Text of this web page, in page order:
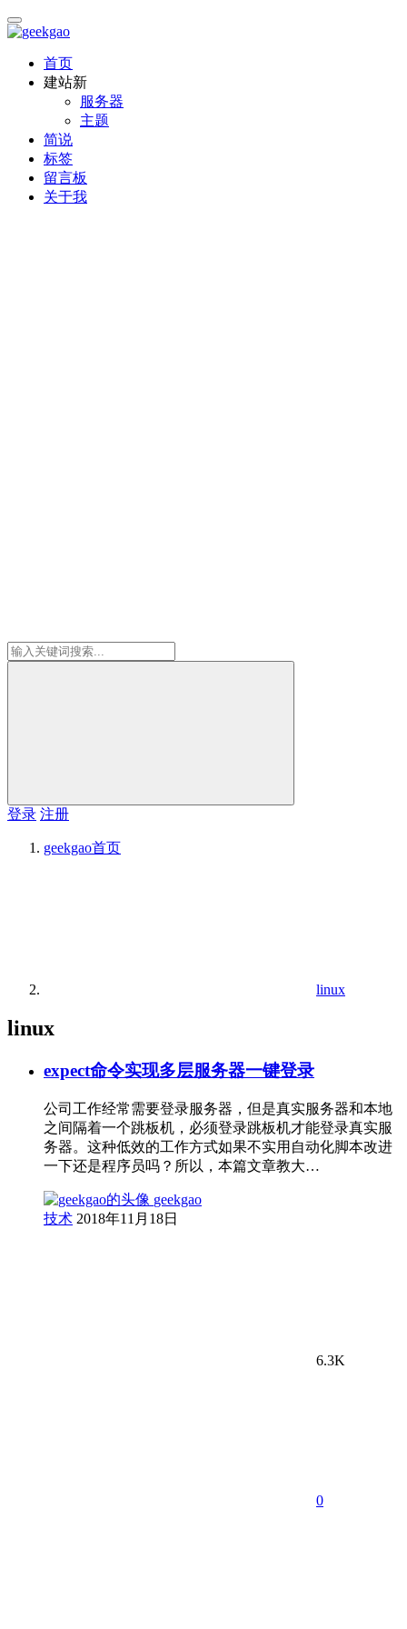
首页
建站新
服务器
主题
简说
标签
留言板
关于我
登录 注册
geekgao首页
linux
linux
expect命令实现多层服务器一键登录
公司工作经常需要登录服务器，但是真实服务器和本地
之间隔着一个跳板机，必须登录跳板机才能登录真实服
务器。这种低效的工作方式如果不实用自动化脚本改进
一下还是程序员吗？所以，本篇文章教大…
geekgao
技术 2018年11月18日
6.3K
0